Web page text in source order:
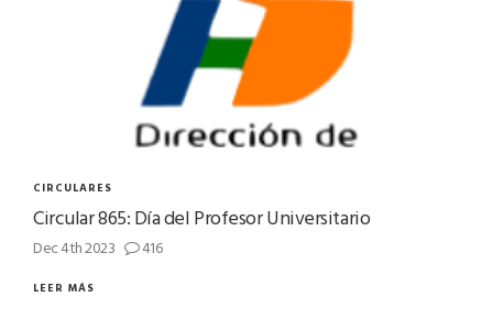
CIRCULARES
Circular 865: Día del Profesor Universitario
Dec 4th 2023 416
LEER MÁS